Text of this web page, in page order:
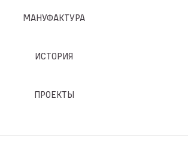
МАНУФАКТУРА
ИСТОРИЯ
ПРОЕКТЫ